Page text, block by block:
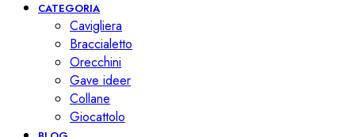
CATEGORIA
Cavigliera
Braccialetto
Orecchini
Gave ideer
Collane
Giocattolo